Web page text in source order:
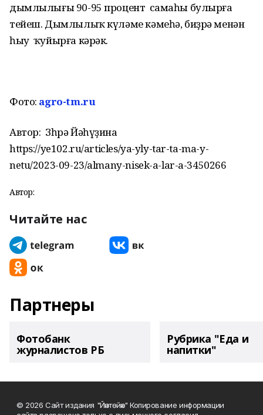
дымлылығы 90-95 процент самаһы булырға
тейеш. Дымлылыҡ күләме кәмеһә, биҙрә менән
һыу ҡуйырға кәрәк.
Фото: agro-tm.ru
Автор: Зөһрә Йәһүҙина
https://ye102.ru/articles/ya-yly-tar-ta-ma-y-
netu/2023-09-23/almany-nisek-a-lar-a-3450266
Автор:
Читайте нас
Партнеры
Фотобанк
журналистов РБ
Рубрика "Еда и
напитки"
© 2026 Сайт издания "Йәнтөйәк" Копирование информации